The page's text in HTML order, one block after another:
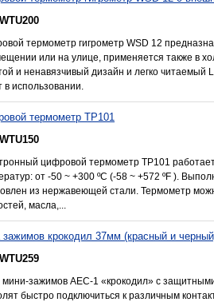
WTU200
термометр гигрометр WSD 12
или на улице, применяется также в
и ненавязчивый дизайн и легко
в использовании.
термометр TP101
WTU150
цифровой термометр TP101
от -50 ~ +300 ºС (-58 ~ +572 ºF ).
из нержавеющей стали. Термометр
масла,...
зажимов крокодил 37мм (красный и
WTU259
зажимов AEC-1 «крокодил» с
быстро подключиться к различным